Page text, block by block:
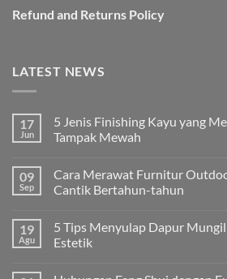
Refund and Returns Policy
LATEST NEWS
17
Jun
5 Jenis Finishing Kayu yang
Tampak Mewah
komentar
pada
5
Kayu
yang
Membuat
09
Sep
Cara Merawat Furnitur
Cantik Bertahun-tahun
komentar
pada
Cara
19
Agu
5 Tips Menyulap Dapur
Estetik